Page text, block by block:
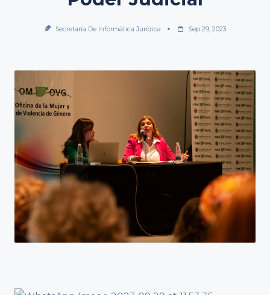
Secretaría De Informática Jurídica Sep 29, 2023